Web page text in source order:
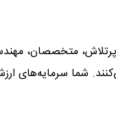
متخصصان،
شما سرمایه‌های